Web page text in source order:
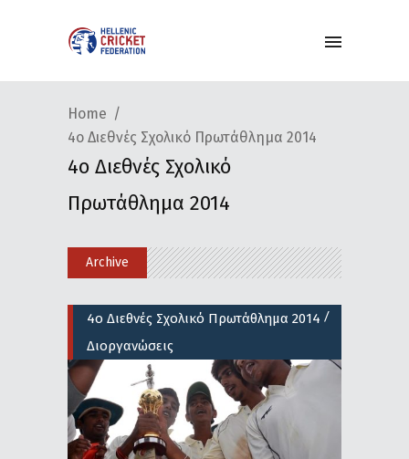
Home
4ο Διεθνές Σχολικό Πρωτάθλημα 2014
4ο Διεθνές Σχολικό
Πρωτάθλημα 2014
Archive
4ο Διεθνές Σχολικό Πρωτάθλημα 2014 /
Διοργανώσεις